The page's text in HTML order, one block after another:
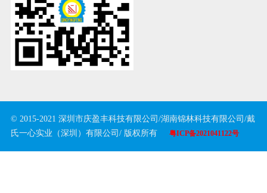
© 2015-2021 深圳市庆盈丰科技有限公司/湖南锦林科技有限公司/戴
氏一心实业（深圳）有限公司/ 版权所有 粤ICP备2021041122号